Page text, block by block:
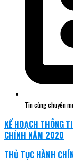
Tin cùng chuyên
KẾ HOẠCH THÔNG
CHÍNH NĂM 2020
THỦ TỤC HÀNH